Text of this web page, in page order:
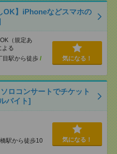
OK】iPhoneなどスマホの
（規定あ
る
目駅から徒歩 /
気になる！
ロコンサートでチケット
バイト]
駅から徒歩10
気になる！